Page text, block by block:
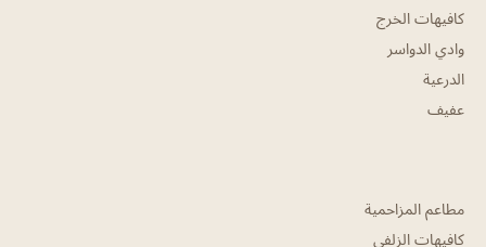
كافيهات الخرج
وادي الدواسر
الدرعية
عفيف
مطاعم المزاحمية
كافيهات الزلفي